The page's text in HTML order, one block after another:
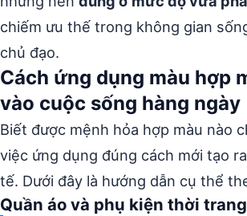
chiếm ưu thế trong không gian
chủ đạo.
Cách ứng dụng màu hợp
vào cuộc sống hàng ngày
Biết được mệnh hỏa hợp màu nào
việc ứng dụng đúng cách mới tạo
tế. Dưới đây là hướng dẫn cụ thể
Quần áo và phụ kiện thời trang